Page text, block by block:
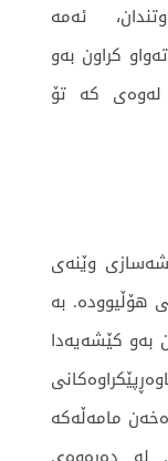
ئه‌مه‌
كراون به‌و
له‌وه‌ی كه‌ تۆ
وێنه‌ی
هۆڵیووده.‌ به‌
به‌و كێشه‌یه‌دا
مامه‌ڵه‌كه‌